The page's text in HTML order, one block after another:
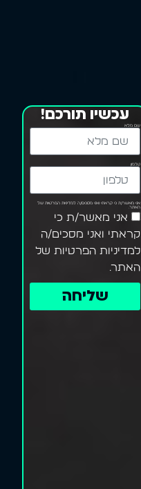
עכשיו תורכם!
שם מלא
טלפון
אני מאשר/ת כי קראתי ואני מסכים/ה למדיניות הפרטיות של
האתר.
אני מאשר/ת כי
קראתי ואני מסכים/ה
למדיניות הפרטיות של
האתר.
שליחה